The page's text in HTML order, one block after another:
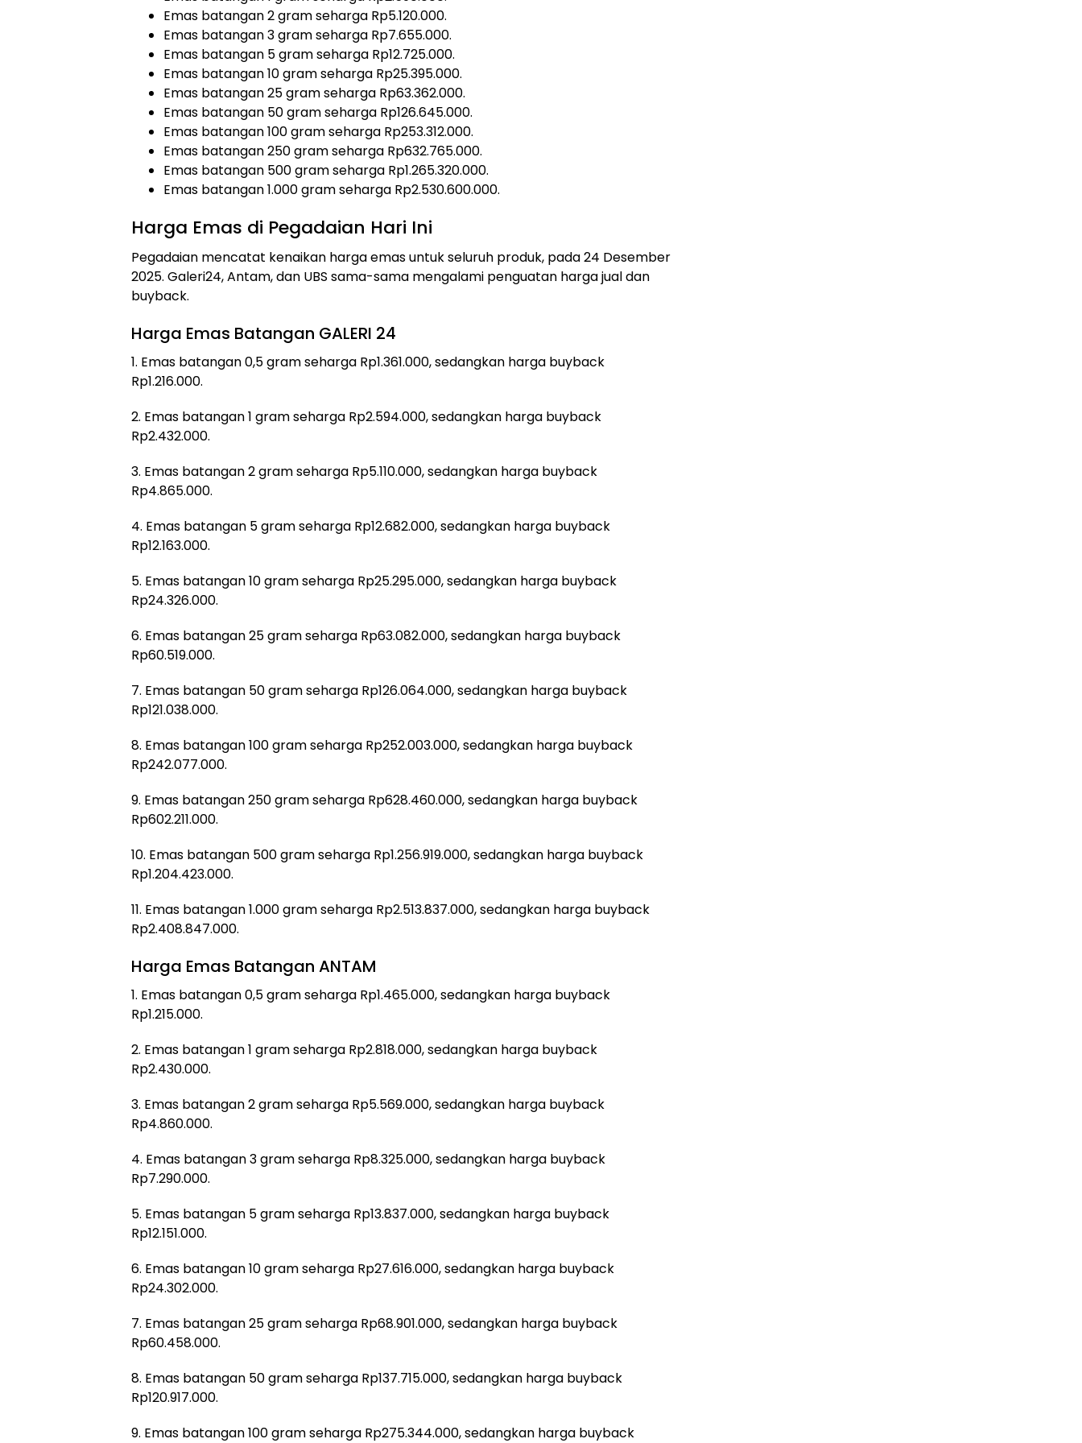
Emas batangan 2 gram seharga Rp5.120.000.
Emas batangan 3 gram seharga Rp7.655.000.
Emas batangan 5 gram seharga Rp12.725.000.
Emas batangan 10 gram seharga Rp25.395.000.
Emas batangan 25 gram seharga Rp63.362.000.
Emas batangan 50 gram seharga Rp126.645.000.
Emas batangan 100 gram seharga Rp253.312.000.
Emas batangan 250 gram seharga Rp632.765.000.
Emas batangan 500 gram seharga Rp1.265.320.000.
Emas batangan 1.000 gram seharga Rp2.530.600.000.
Harga Emas di Pegadaian Hari Ini
Pegadaian mencatat kenaikan harga emas untuk seluruh produk, pada 24 Desember
2025. Galeri24, Antam, dan UBS sama-sama mengalami penguatan harga jual dan
buyback.
Harga Emas Batangan GALERI 24
1. Emas batangan 0,5 gram seharga Rp1.361.000, sedangkan harga buyback
Rp1.216.000.
2. Emas batangan 1 gram seharga Rp2.594.000, sedangkan harga buyback
Rp2.432.000.
3. Emas batangan 2 gram seharga Rp5.110.000, sedangkan harga buyback
Rp4.865.000.
4. Emas batangan 5 gram seharga Rp12.682.000, sedangkan harga buyback
Rp12.163.000.
5. Emas batangan 10 gram seharga Rp25.295.000, sedangkan harga buyback
Rp24.326.000.
6. Emas batangan 25 gram seharga Rp63.082.000, sedangkan harga buyback
Rp60.519.000.
7. Emas batangan 50 gram seharga Rp126.064.000, sedangkan harga buyback
Rp121.038.000.
8. Emas batangan 100 gram seharga Rp252.003.000, sedangkan harga buyback
Rp242.077.000.
9. Emas batangan 250 gram seharga Rp628.460.000, sedangkan harga buyback
Rp602.211.000.
10. Emas batangan 500 gram seharga Rp1.256.919.000, sedangkan harga buyback
Rp1.204.423.000.
11. Emas batangan 1.000 gram seharga Rp2.513.837.000, sedangkan harga buyback
Rp2.408.847.000.
Harga Emas Batangan ANTAM
1. Emas batangan 0,5 gram seharga Rp1.465.000, sedangkan harga buyback
Rp1.215.000.
2. Emas batangan 1 gram seharga Rp2.818.000, sedangkan harga buyback
Rp2.430.000.
3. Emas batangan 2 gram seharga Rp5.569.000, sedangkan harga buyback
Rp4.860.000.
4. Emas batangan 3 gram seharga Rp8.325.000, sedangkan harga buyback
Rp7.290.000.
5. Emas batangan 5 gram seharga Rp13.837.000, sedangkan harga buyback
Rp12.151.000.
6. Emas batangan 10 gram seharga Rp27.616.000, sedangkan harga buyback
Rp24.302.000.
7. Emas batangan 25 gram seharga Rp68.901.000, sedangkan harga buyback
Rp60.458.000.
8. Emas batangan 50 gram seharga Rp137.715.000, sedangkan harga buyback
Rp120.917.000.
9. Emas batangan 100 gram seharga Rp275.344.000, sedangkan harga buyback